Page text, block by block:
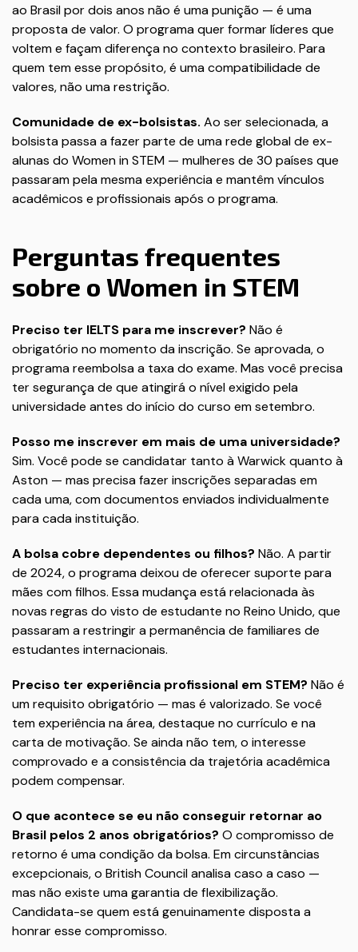
ao Brasil por dois anos não é uma punição — é uma
proposta de valor. O programa quer formar líderes que
voltem e façam diferença no contexto brasileiro. Para
quem tem esse propósito, é uma compatibilidade de
valores, não uma restrição.
Comunidade de ex-bolsistas. Ao ser selecionada, a
bolsista passa a fazer parte de uma rede global de ex-
alunas do Women in STEM — mulheres de 30 países que
passaram pela mesma experiência e mantêm vínculos
acadêmicos e profissionais após o programa.
Perguntas frequentes
sobre o Women in STEM
Preciso ter IELTS para me inscrever? Não é
obrigatório no momento da inscrição. Se aprovada, o
programa reembolsa a taxa do exame. Mas você precisa
ter segurança de que atingirá o nível exigido pela
universidade antes do início do curso em setembro.
Posso me inscrever em mais de uma universidade?
Sim. Você pode se candidatar tanto à Warwick quanto à
Aston — mas precisa fazer inscrições separadas em
cada uma, com documentos enviados individualmente
para cada instituição.
A bolsa cobre dependentes ou filhos? Não. A partir
de 2024, o programa deixou de oferecer suporte para
mães com filhos. Essa mudança está relacionada às
novas regras do visto de estudante no Reino Unido, que
passaram a restringir a permanência de familiares de
estudantes internacionais.
Preciso ter experiência profissional em STEM? Não é
um requisito obrigatório — mas é valorizado. Se você
tem experiência na área, destaque no currículo e na
carta de motivação. Se ainda não tem, o interesse
comprovado e a consistência da trajetória acadêmica
podem compensar.
O que acontece se eu não conseguir retornar ao
Brasil pelos 2 anos obrigatórios? O compromisso de
retorno é uma condição da bolsa. Em circunstâncias
excepcionais, o British Council analisa caso a caso —
mas não existe uma garantia de flexibilização.
Candidata-se quem está genuinamente disposta a
honrar esse compromisso.